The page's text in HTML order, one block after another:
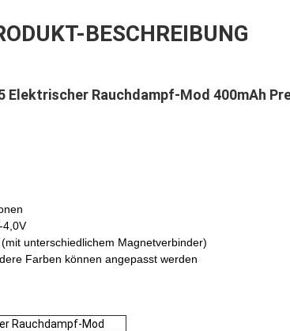
BESCHREIBUNG
Elektrischer Rauchdampf-Mod 400mAh
4,0V
unterschiedlichem Magnetverbinder)
Farben können angepasst werden
Rauchdampf-Mod